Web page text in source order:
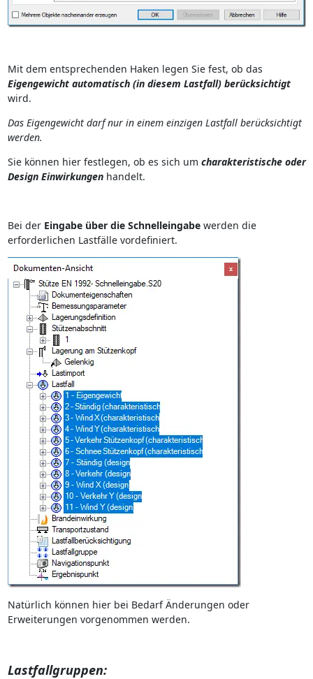
Mit dem entsprechenden Haken legen Sie fest, ob das
Eigengewicht automatisch (in diesem Lastfall) berücksichtigt
wird.
Das Eigengewicht darf nur in einem einzigen Lastfall berücksichtigt
werden.
Sie können hier festlegen, ob es sich um charakteristische oder
Design Einwirkungenhandelt.
Bei der Eingabe über die Schnelleingabewerden die
erforderlichen Lastfälle vordefiniert.
Natürlich können hier bei Bedarf Änderungen oder
Erweiterungen vorgenommen werden.
Lastfallgruppen: